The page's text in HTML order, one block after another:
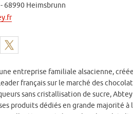
68990 Heimsbrunn
entreprise familiale alsacienne,
français sur le marché des
sans cristallisation de sucre,
produits dédiés en grande majorité